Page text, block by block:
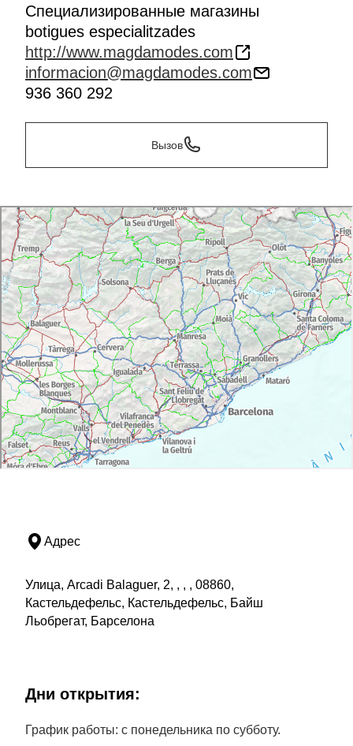
Специализированные магазины
botigues especialitzades
http://www.magdamodes.com
informacion@magdamodes.com
936 360 292
Вызов
Адрес
Улица, Arcadi Balaguer, 2, , , , 08860,
Кастельдефельс, Кастельдефельс, Байш
Льобрегат, Барселона
Дни открытия:
График работы: с понедельника по субботу.